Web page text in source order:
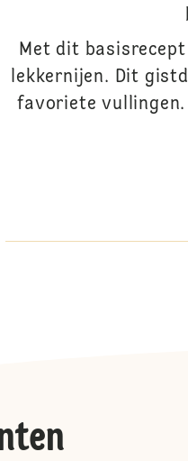
Met dit
lekkernijen. Dit
favoriete vullingen.